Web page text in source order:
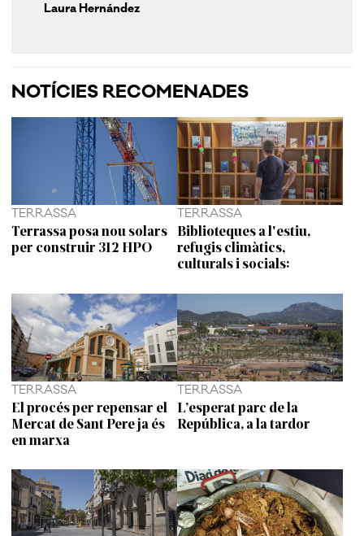
Laura Hernández
NOTÍCIES RECOMENADES
TERRASSA
Terrassa posa nou solars
per construir 312 HPO
TERRASSA
Biblioteques a l'estiu,
refugis climàtics,
culturals i socials:
TERRASSA
El procés per repensar el
Mercat de Sant Pere ja és
en marxa
TERRASSA
L’esperat parc de la
República, a la tardor